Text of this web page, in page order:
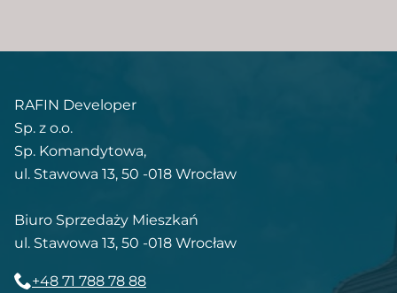
RAFIN Developer
Sp. z o.o.
Sp. Komandytowa,
ul. Stawowa 13, 50 -018 Wrocław
Biuro Sprzedaży Mieszkań
ul. Stawowa 13, 50 -018 Wrocław
+48 71 788 78 88